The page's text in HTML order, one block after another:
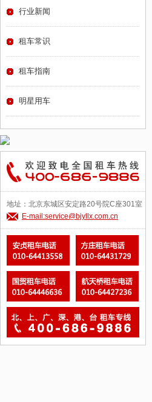
行业新闻
租车常识
租车指南
明星用车
地址：北京东城区安定路20号院C座301室
E-mail:service@bjyllx.com.cn